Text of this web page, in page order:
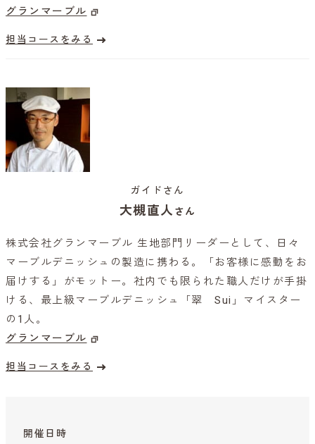
グランマーブル
担当コースをみる
ガイドさん
大槻直人 さん
株式会社グランマーブル 生地部門リーダーとして、日々
マーブルデニッシュの製造に携わる。「お客様に感動をお
届けする」がモットー。社内でも限られた職人だけが手掛
ける、最上級マーブルデニッシュ「翠 Sui」マイスター
の1人。
グランマーブル
担当コースをみる
開催日時